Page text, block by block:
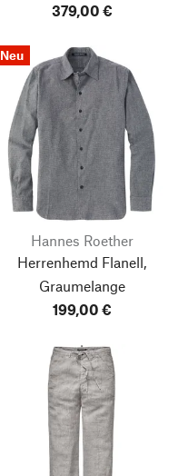
379,00 €
Neu
Hannes Roether
Herrenhemd Flanell,
Graumelange
199,00 €